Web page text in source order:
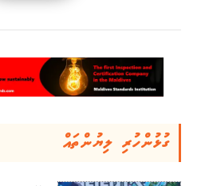
ގުޅުންހުރި ލިޔުންތައް